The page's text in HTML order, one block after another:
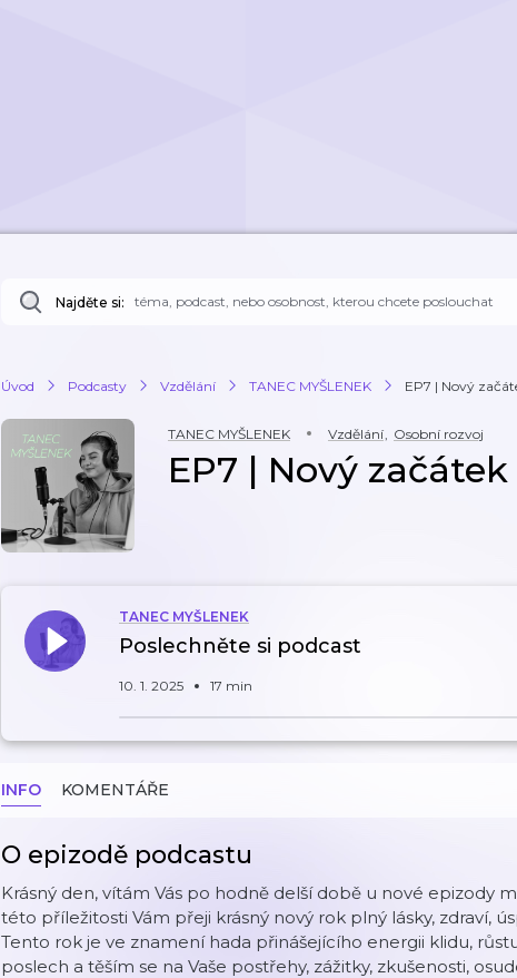
Najděte si:
Úvod Podcasty Vzdělání TANEC MYŠLENEK EP7 | Nový
TANEC MYŠLENEK Vzdělání, Osobní rozvoj
EP7 | Nový začátek
TANEC MYŠLENEK
Poslechněte si podcast
10. 1. 2025 17 min
INFO KOMENTÁŘE
O epizodě podcastu
Krásný den, vítám Vás po hodně delší době u nové epizody
této příležitosti Vám přeji krásný nový rok plný lásky, zdraví,
Tento rok je ve znamení hada přinášejícího energii klidu,
poslech a těším se na Vaše postřehy, zážitky, zkušenosti,